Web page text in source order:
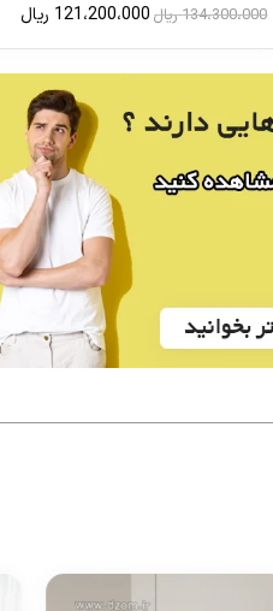
134،300،000 ریال 121،200،000 ریال